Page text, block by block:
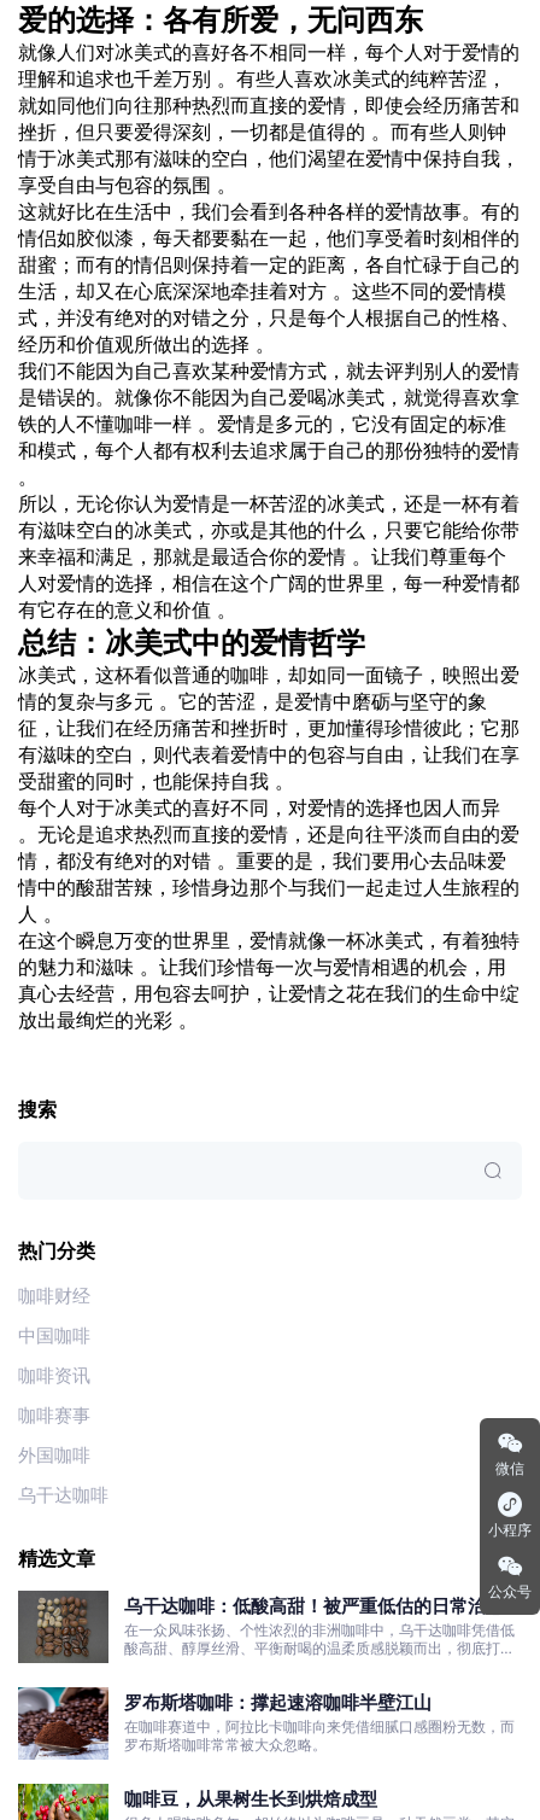
爱的选择：各有所爱，无问西东
就像人们对冰美式的喜好各不相同一样，每个人对于爱情的
理解和追求也千差万别 。有些人喜欢冰美式的纯粹苦涩，
就如同他们向往那种热烈而直接的爱情，即使会经历痛苦和
挫折，但只要爱得深刻，一切都是值得的 。而有些人则钟
情于冰美式那有滋味的空白，他们渴望在爱情中保持自我，
享受自由与包容的氛围 。
这就好比在生活中，我们会看到各种各样的爱情故事。有的
情侣如胶似漆，每天都要黏在一起，他们享受着时刻相伴的
甜蜜；而有的情侣则保持着一定的距离，各自忙碌于自己的
生活，却又在心底深深地牵挂着对方 。这些不同的爱情模
式，并没有绝对的对错之分，只是每个人根据自己的性格、
经历和价值观所做出的选择 。
我们不能因为自己喜欢某种爱情方式，就去评判别人的爱情
是错误的。就像你不能因为自己爱喝冰美式，就觉得喜欢拿
铁的人不懂咖啡一样 。爱情是多元的，它没有固定的标准
和模式，每个人都有权利去追求属于自己的那份独特的爱情
。
所以，无论你认为爱情是一杯苦涩的冰美式，还是一杯有着
有滋味空白的冰美式，亦或是其他的什么，只要它能给你带
来幸福和满足，那就是最适合你的爱情 。让我们尊重每个
人对爱情的选择，相信在这个广阔的世界里，每一种爱情都
有它存在的意义和价值 。
总结：冰美式中的爱情哲学
冰美式，这杯看似普通的咖啡，却如同一面镜子，映照出爱
情的复杂与多元 。它的苦涩，是爱情中磨砺与坚守的象
征，让我们在经历痛苦和挫折时，更加懂得珍惜彼此；它那
有滋味的空白，则代表着爱情中的包容与自由，让我们在享
受甜蜜的同时，也能保持自我 。
每个人对于冰美式的喜好不同，对爱情的选择也因人而异
。无论是追求热烈而直接的爱情，还是向往平淡而自由的爱
情，都没有绝对的对错 。重要的是，我们要用心去品味爱
情中的酸甜苦辣，珍惜身边那个与我们一起走过人生旅程的
人 。
在这个瞬息万变的世界里，爱情就像一杯冰美式，有着独特
的魅力和滋味 。让我们珍惜每一次与爱情相遇的机会，用
真心去经营，用包容去呵护，让爱情之花在我们的生命中绽
放出最绚烂的光彩 。
搜索
热门分类
咖啡财经
中国咖啡
咖啡资讯
咖啡赛事
外国咖啡
乌干达咖啡
精选文章
乌干达咖啡：低酸高甜！被严重低估的日常治愈口
粮豆
在一众风味张扬、个性浓烈的非洲咖啡中，乌干达咖啡凭借低
酸高甜、醇厚丝滑、平衡耐喝的温柔质感脱颖而出，彻底打破
罗布斯塔咖啡：撑起速溶咖啡半壁江山
在咖啡赛道中，阿拉比卡咖啡向来凭借细腻口感圈粉无数，而
罗布斯塔咖啡常常被大众忽略。
咖啡豆，从果树生长到烘焙成型
微信
小程序
公众号